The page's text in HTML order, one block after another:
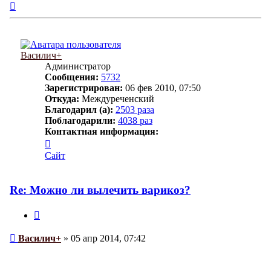
Василич+
Администратор
Сообщения: 5732
Зарегистрирован: 06 фев 2010, 07:50
Откуда: Междуреченский
Благодарил (а): 2503 раза
Поблагодарили: 4038 раз
Контактная информация:
информация
пользователя
Сайт
Re: Можно ли вылечить варикоз?
Сообщение
Василич+ » 05 апр 2014, 07:42